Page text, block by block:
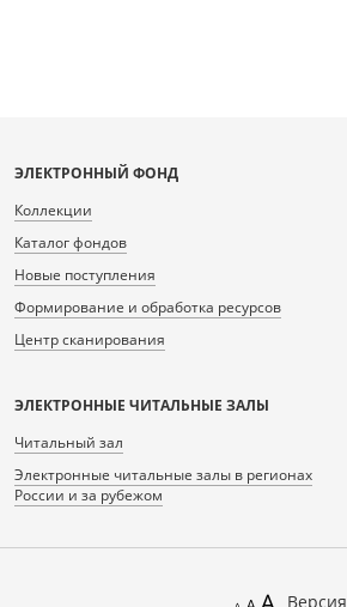
ЭЛЕКТРОННЫЙ ФОНД
Коллекции
Каталог фондов
Новые поступления
Формирование и обработка ресурсов
Центр сканирования
ЭЛЕКТРОННЫЕ ЧИТАЛЬНЫЕ ЗАЛЫ
Читальный зал
Электронные читальные залы в регионах
России и за рубежом